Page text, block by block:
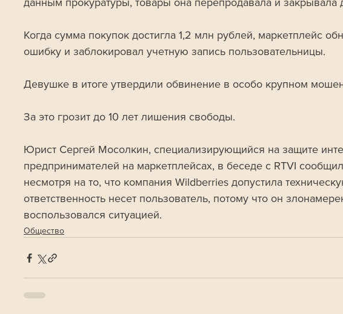
данным прокуратуры, товары она перепродавала и закрывала
Когда сумма покупок достигла 1,2 млн рублей, маркетплейс
ошибку и заблокировал учетную запись пользовательницы.
Девушке в итоге утвердили обвинение в особо крупном
За это грозит до 10 лет лишения свободы.
Юрист Сергей Мосолкин, специализирующийся на защите
предпринимателей на маркетплейсах, в беседе с RTVI
несмотря на то, что компания Wildberries допустила
ответственность несет пользователь, потому что он
воспользовался ситуацией.
Общество